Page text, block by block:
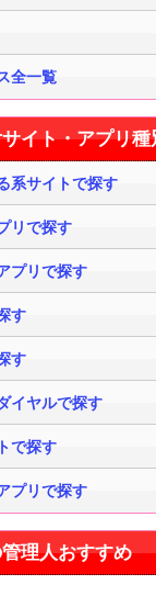
全一覧
イト・アプリ種
系サイトで探す
リで探す
プリで探す
す
す
イヤルで探す
で探す
プリで探す
理人おすすめ